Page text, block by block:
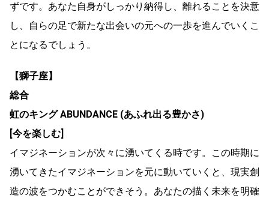
ずです。あなた自身がしっかり納得し、離れることを決意
し、自らの足で新たな出会いの元への一歩を進んでいくこ
とになるでしょう。
【獅子座】
総合
虹のキング ABUNDANCE (あふれ出る豊かさ)
[今を楽しむ]
イマジネーションが次々に湧いてくる時です。この時期に
湧いてきたイマジネーションを元に動いていくと、現実創
造の波をつかむことができそう。あなたの描く未来を明確